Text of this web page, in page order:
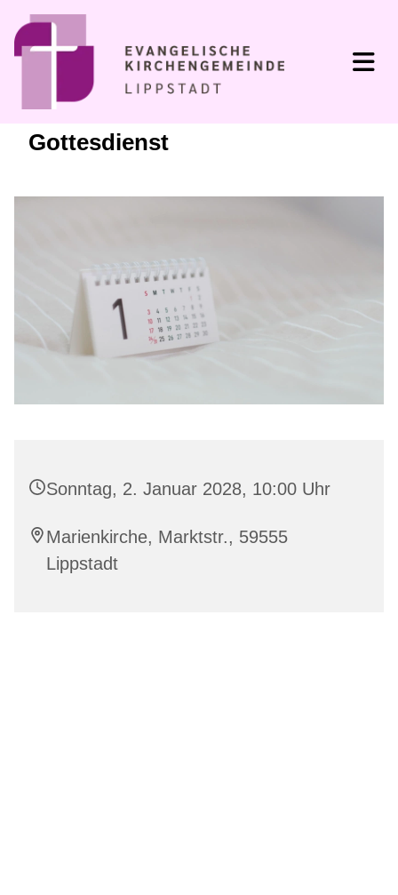
Gottesdienst
Sonntag, 2. Januar 2028, 10:00 Uhr
Marienkirche, Marktstr., 59555
Lippstadt